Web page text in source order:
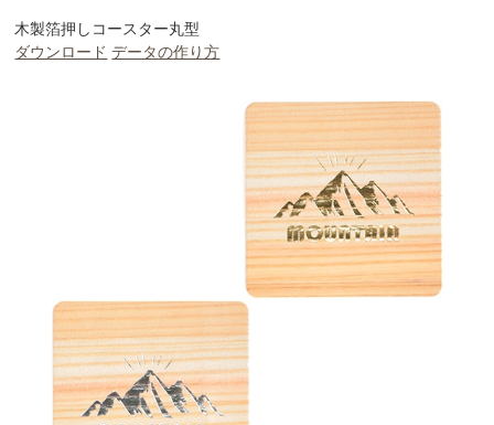
木製箔押しコースター丸型
ダウンロード データの作り方